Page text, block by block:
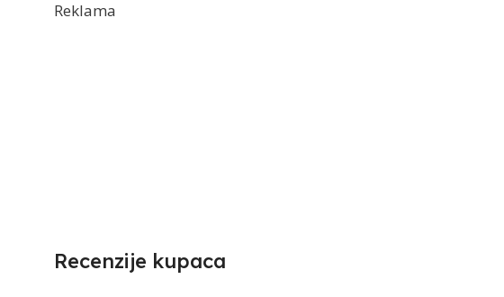
Reklama
Recenzije kupaca